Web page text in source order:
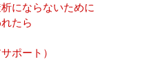
にならないために
たら
ポート）